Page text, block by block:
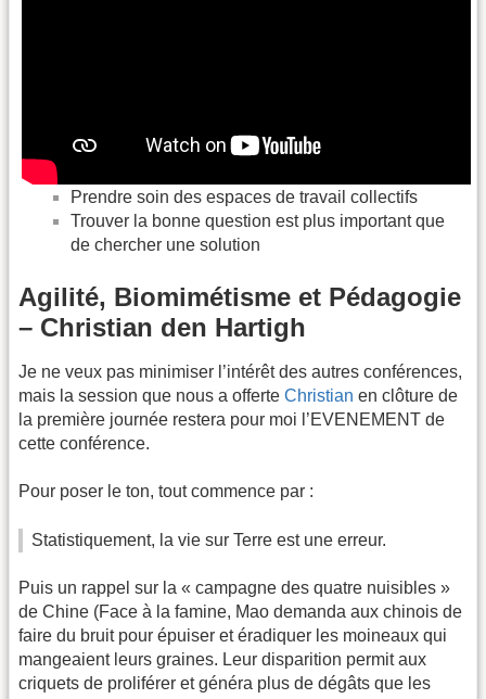
Prendre soin des espaces de travail collectifs
Trouver la bonne question est plus important que
de chercher une solution
Agilité, Biomimétisme et Pédagogie
– Christian den Hartigh
Je ne veux pas minimiser l’intérêt des autres conférences,
mais la session que nous a offerte Christian en clôture de
la première journée restera pour moi l’EVENEMENT de
cette conférence.
Pour poser le ton, tout commence par :
Statistiquement, la vie sur Terre est une erreur.
Puis un rappel sur la « campagne des quatre nuisibles »
de Chine (Face à la famine, Mao demanda aux chinois de
faire du bruit pour épuiser et éradiquer les moineaux qui
mangeaient leurs graines. Leur disparition permit aux
criquets de proliférer et généra plus de dégâts que les